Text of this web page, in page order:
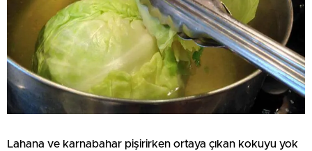
Lahana ve karnabahar pişirirken ortaya çıkan kokuyu yok